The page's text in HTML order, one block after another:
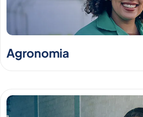
Agronomia